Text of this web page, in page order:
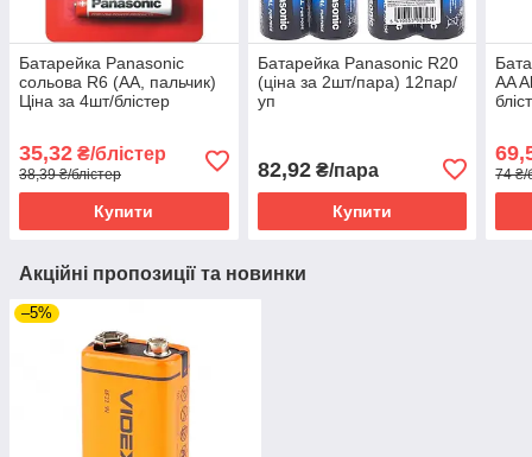
Батарейка Panasonic
сольова R6 (АА, пальчик)
Ціна за 4шт/блістер
35,32 ₴/блістер
38,39 ₴/блістер
Купити
Батарейка Panasonic R20
(ціна за 2шт/пара) 12пар/
уп
82,92₴/пара
Купити
AA
74 ₴/
Акційні пропозиції та новинки
–5%